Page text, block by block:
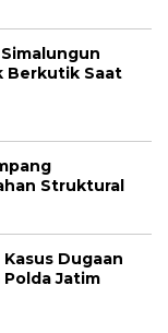
Berkutik Saat
Struktural
Dugaan
Jatim